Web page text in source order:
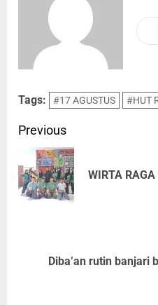
Tags: #17 AGUSTUS #HUT
Previous
WIRTA
Diba’an rutin banjari